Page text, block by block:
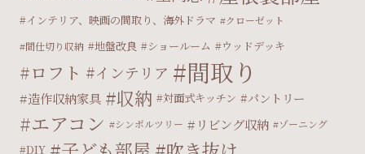
インテリア、映画の間取り、海外ドラマ
クローゼット
間仕切り収納
地盤改良 ショールーム ウッドデッキ
ロフト インテリア 間取り
造作収納家具 収納 対面式キッチン パントリー
エアコン シンボルツリー リビング収納 ゾーニング
DIY